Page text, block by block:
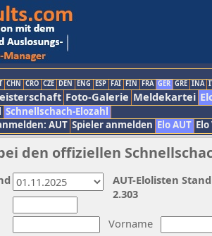
CHN CRO CZE DEN ENG ESP FAI FIN FRA GER GRE INA
Foto-Galerie Meldekartei
Schnellschach-Elozahl
AUT Spieler anmelden Elo AUT
den offiziellen
Vorname
AUT-Elolisten
2.303